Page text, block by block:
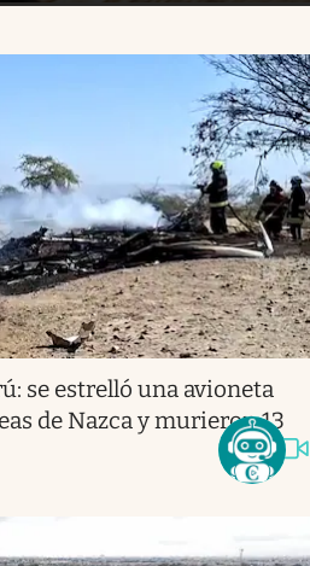
se estrelló una avioneta
de Nazca y murieron 13